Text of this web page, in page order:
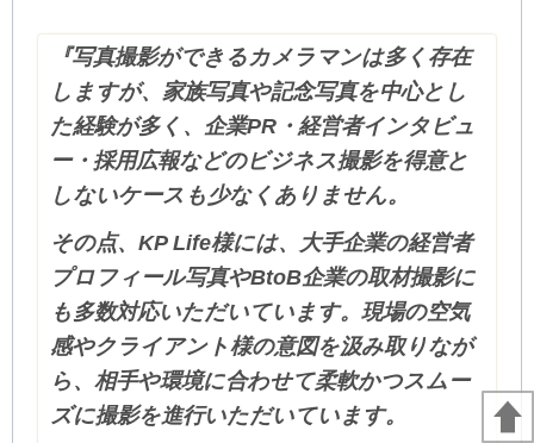
『写真撮影ができるカメラマンは多く存在
しますが、家族写真や記念写真を中心とし
た経験が多く、企業PR・経営者インタビュ
ー・採用広報などのビジネス撮影を得意と
しないケースも少なくありません。
その点、KP Life様には、大手企業の経営者
プロフィール写真やBtoB企業の取材撮影に
も多数対応いただいています。現場の空気
感やクライアント様の意図を汲み取りなが
ら、相手や環境に合わせて柔軟かつスムー
ズに撮影を進行いただいています。